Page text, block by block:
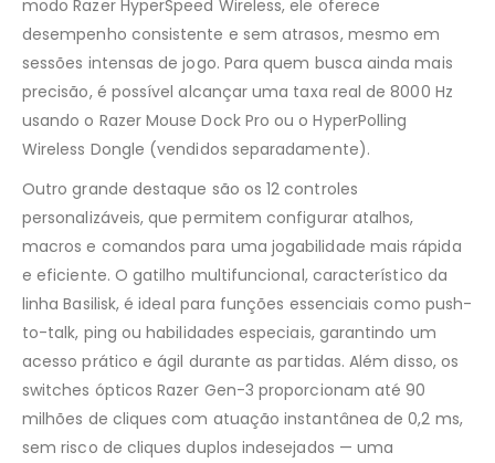
modo Razer HyperSpeed Wireless, ele oferece
desempenho consistente e sem atrasos, mesmo em
sessões intensas de jogo. Para quem busca ainda mais
precisão, é possível alcançar uma taxa real de 8000 Hz
usando o Razer Mouse Dock Pro ou o HyperPolling
Wireless Dongle (vendidos separadamente).
Outro grande destaque são os 12 controles
personalizáveis, que permitem configurar atalhos,
macros e comandos para uma jogabilidade mais rápida
e eficiente. O gatilho multifuncional, característico da
linha Basilisk, é ideal para funções essenciais como push-
to-talk, ping ou habilidades especiais, garantindo um
acesso prático e ágil durante as partidas. Além disso, os
switches ópticos Razer Gen-3 proporcionam até 90
milhões de cliques com atuação instantânea de 0,2 ms,
sem risco de cliques duplos indesejados — uma